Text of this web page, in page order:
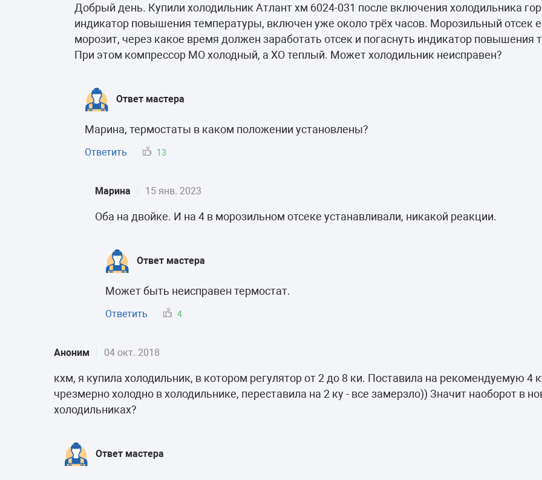
Добрый день. Купили холодильник Атлант хм 6024-031 после включения холодильника
индикатор повышения температуры, включен уже около трёх часов. Морозильный отсек
морозит, через какое время должен заработать отсек и погаснуть индикатор повышения
При этом компрессор МО холодный, а ХО теплый. Может холодильник неисправен?
Ответ мастера
Марина, термостаты в каком положении установлены?
Ответить 13
Марина 15 янв. 2023
Оба на двойке. И на 4 в морозильном отсеке устанавливали, никакой реакции.
Ответ мастера
Может быть неисправен термостат.
Ответить 4
Аноним 04 окт. 2018
кхм, я купила холодильник, в котором регулятор от 2 до 8 ки. Поставила на рекомендуемую 4
чрезмерно холодно в холодильнике, переставила на 2 ку - все замерзло)) Значит наоборот в
холодильниках?
Ответ мастера